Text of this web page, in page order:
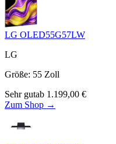
LG OLED55G57LW
LG
Größe: 55 Zoll
Sehr gutab 1.199,00 €
Zum Shop →